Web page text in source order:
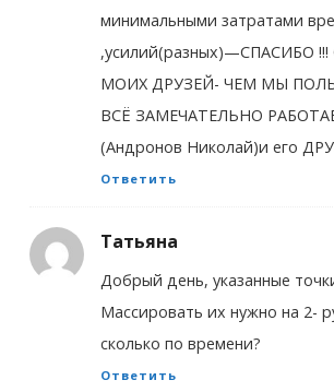
минимальными затратами
,усилий(разных)—СПАСИБО
МОИХ ДРУЗЕЙ- ЧЕМ МЫ
ВСЁ ЗАМЕЧАТЕЛЬНО
(Андронов Николай)и его
Ответить
Татьяна
Добрый день, указанные
Массировать их нужно на 2-
сколько по времени?
Ответить